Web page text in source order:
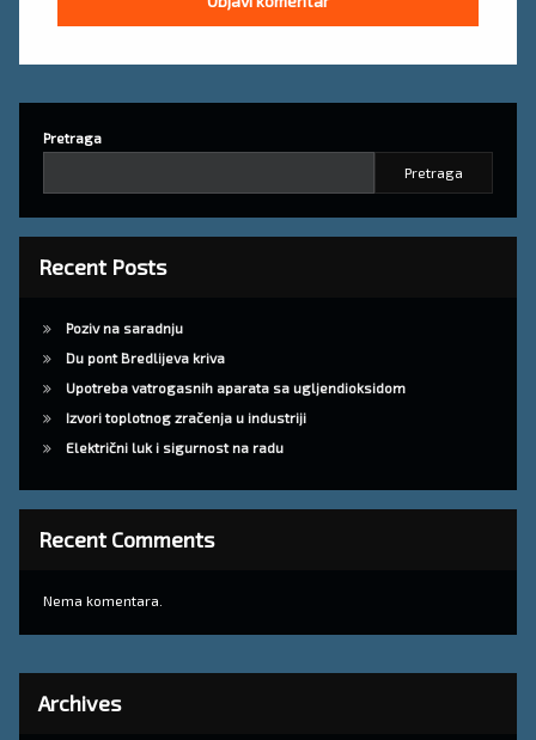
Pretraga
Pretraga
Recent Posts
Poziv na saradnju
Du pont Bredlijeva kriva
Upotreba vatrogasnih aparata sa ugljendioksidom
Izvori toplotnog zračenja u industriji
Električni luk i sigurnost na radu
Recent Comments
Nema komentara.
Archives